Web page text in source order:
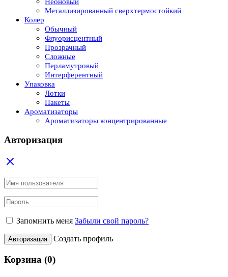
Металлизированный сверхтермостойкий
Колер
Обычный
Флуорисцентный
Прозрачный
Сложные
Перламутровый
Интерферентный
Упаковка
Лотки
Пакеты
Ароматизаторы
Ароматизаторы концентрированные
Авторизация
Запомнить меня Забыли свой пароль?
Авторизация Создать профиль
Корзина (0)